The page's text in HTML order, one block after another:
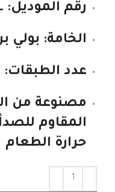
رقم الموديل: 3L
الخامة: بولي
عدد الطبقات: 3 دور
مصنوعة من
المقاوم
حرارة الطعام